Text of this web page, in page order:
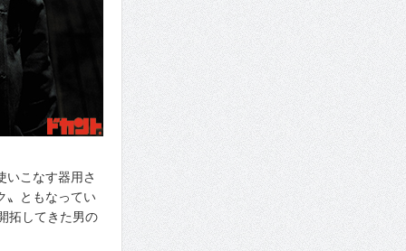
いこなす器用さ
〟ともなってい
拓してきた男の